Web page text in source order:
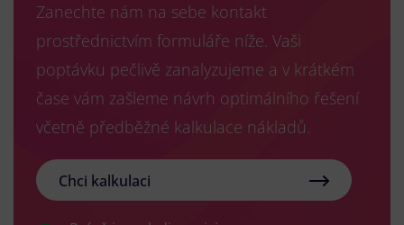
Zanechte nám na sebe kontakt
prostřednictvím formuláře níže. Vaši
poptávku pečlivě zanalyzujeme a v krátkém
čase vám zašleme návrh optimálního řešení
včetně předběžné kalkulace nákladů.
Chci kalkulaci